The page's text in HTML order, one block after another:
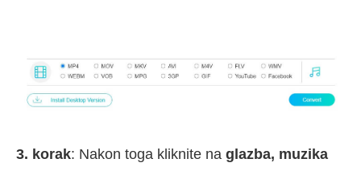
3. korak: Nakon toga kliknite na glazba, muzika